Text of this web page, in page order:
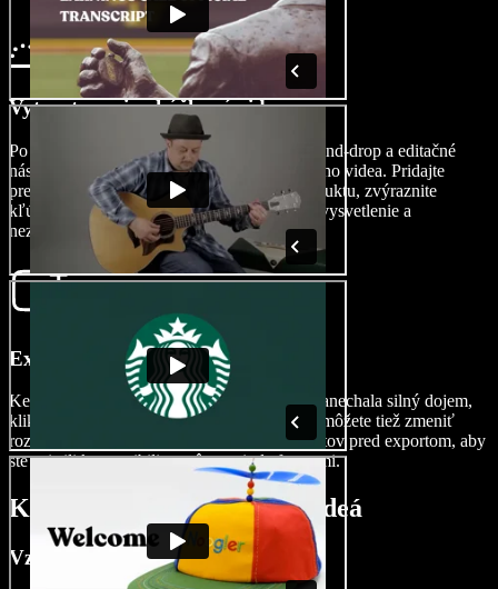
Vytvorte svoje ukážkové video
Po importe materiálov využite funkciu drag-and-drop a editačné
nástroje na kreatívnu tvorbu vášho ukážkového videa. Pridajte
prechody medzi jednotlivými funkciami produktu, zvýraznite
kľúčové body, použite poznámky pre lepšie vysvetlenie a
nezabudnite na jasnú výzvu k akcii.
Exportujte svoje ukážkové video
Keď máte finálnu verziu vyladenú tak, aby zanechala silný dojem,
kliknite na tlačidlo Exportovať. Jednoducho môžete tiež zmeniť
rozmery videa alebo vybrať z rôznych formátov pred exportom, aby
ste zaistili kompatibilitu s rôznymi platformami.
Kedy používať ukážkové videá
Vzdelávacie videá